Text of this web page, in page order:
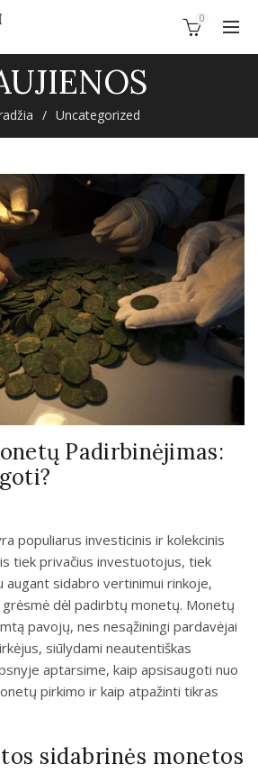
0
Uncategorized
Padirbinėjimas:
populiarus investicinis ir kolekcinis
tiek privačius investuotojus, tiek
augant sidabro vertinimui rinkoje,
dėl padirbtų monetų. Monetų
pavojų, nes nesąžiningi pardavėjai
siūlydami neautentiškas
aptarsime, kaip apsisaugoti nuo
pirkimo ir kaip atpažinti tikras
sidabrinės monetos